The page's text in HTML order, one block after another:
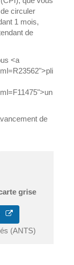
circuler
1 mois,
de
<a
de
grise
(ANTS)